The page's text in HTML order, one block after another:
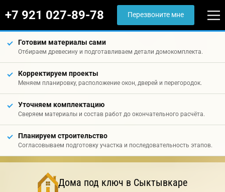
+7 921 027-89-78 Перезвоните мне
Готовим материалы сами
Отбираем древесину и подготавливаем детали домокомплекта.
Корректируем проекты
Меняем планировку, расположение окон, дверей и перегородок.
Уточняем комплектацию
Сверяем материалы и состав работ до окончательного расчёта.
Планируем строительство
Согласовываем подготовку участка и последовательность этапов.
Дома под ключ в Сыктывкаре